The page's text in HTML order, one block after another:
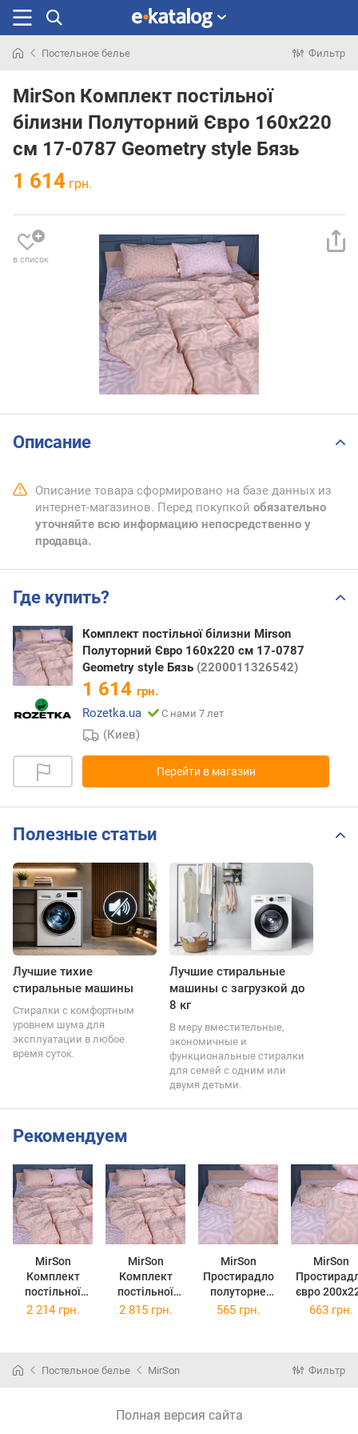
раньше
Постельное белье Фильтр
MirSon Комплект постільної
білизни Полуторний Євро 160х220
см 17-0787 Geometry style Бязь
1 614 грн.
в список
Описание
Описание товара сформировано на базе данных из
интернет-магазинов. Перед покупкой обязательно
уточняйте всю информацию непосредственно у
продавца.
Где купить?
Комплект постільної білизни Mirson
Полуторний Євро 160х220 см 17-0787
Geometry style Бязь (2200011326542)
1 614 грн.
Rozetka.ua
С нами 7 лет
(Киев)
Перейти в магазин
Полезные статьи
Лучшие тихие
стиральные машины
Стиралки с комфортным
уровнем шума для
эксплуатации в любое
время суток.
Лучшие стиральные
машины с загрузкой до
8 кг
В меру вместительные,
экономичные и
функциональные стиралки
для семей с одним или
двумя детьми.
Рекомендуем
MirSon
Комплект
постільної
білизни King
Бязь
MirSon
Комплект
постільної
білизни
Geometry style
MirSon
Простирадло
полуторне
150x220 см 17-
MirSon
євро
см 17-
2 214 грн. 2 815 грн. 565 грн. 663 грн.
Постельное белье MirSon Фильтр
Полная версия сайта